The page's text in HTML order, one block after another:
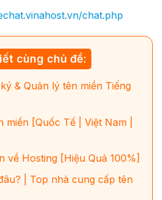
chat.php
cùng chủ đề:
& Quản lý tên miền Tiếng
miền [Quốc Tế | Việt Nam |
về Hosting [Hiệu Quả 100%]
| Top nhà cung cấp tên